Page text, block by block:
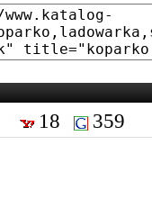
18 359